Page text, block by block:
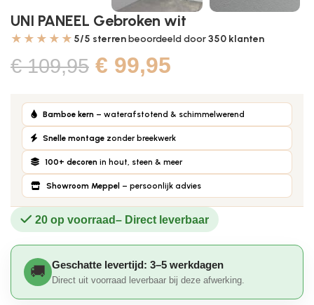
UNI PANEEL Gebroken wit
★★★★★ 5/5 sterrenbeoordeeld door350 klanten
€109,95 € 99,95
Bamboe kern – waterafstotend & schimmelwerend
Snelle montage zonder breekwerk
100+ decoren in hout, steen & meer
Showroom Meppel – persoonlijk advies
20 op voorraad
Geschatte levertijd: 3–5 werkdagen
Direct uit voorraad leverbaar bij deze afwerking.